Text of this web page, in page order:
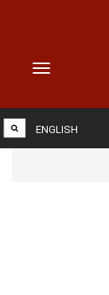
Toggle
ENGLISH